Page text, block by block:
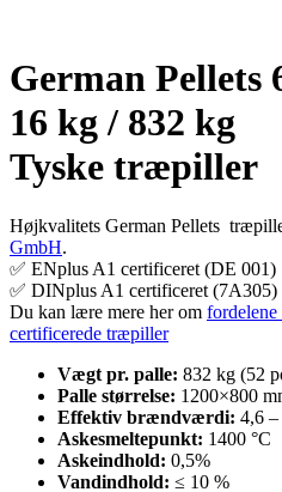
German Pellets
16 kg / 832 kg
Tyske træpiller
Højkvalitets German Pellets
GmbH.
✅ ENplus A1 certificeret (DE 001)
✅ DINplus A1 certificeret (7A305)
Du kan lære mere her om
certificerede træpiller
Vægt pr. palle: 832 kg (52
Palle størrelse: 1200×800
Effektiv brændværdi: 4,6
Askesmeltepunkt: 1400 °C
Askeindhold: 0,5%
Vandindhold: ≤ 10 %